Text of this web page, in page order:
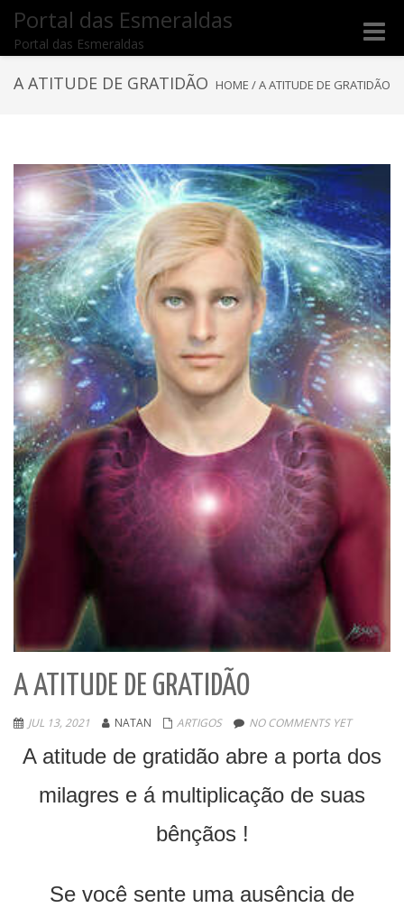
Portal das Esmeraldas
Portal das Esmeraldas
Toggle
A ATITUDE DE GRATIDÃO HOME /A ATITUDE DE GRATIDÃO
A ATITUDE DE GRATIDÃO
JUL 13, 2021 NATAN ARTIGOS NO COMMENTS YET
A atitude de gratidão abre a porta dos
milagres e á multiplicação de suas
bênçãos !
Se você sente uma ausência de